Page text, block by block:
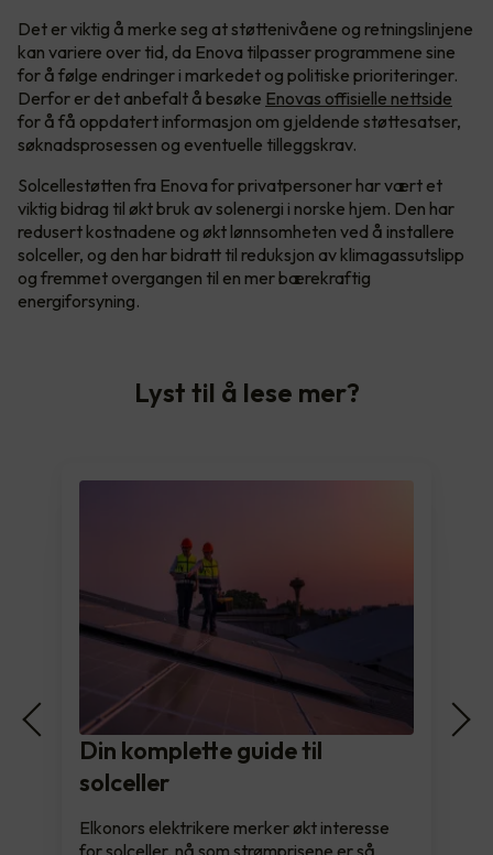
Det er viktig å merke seg at støttenivåene og retningslinjene
kan variere over tid, da Enova tilpasser programmene sine
for å følge endringer i markedet og politiske prioriteringer.
Derfor er det anbefalt å besøke Enovas offisielle nettside
for å få oppdatert informasjon om gjeldende støttesatser,
søknadsprosessen og eventuelle tilleggskrav.
Solcellestøtten fra Enova for privatpersoner har vært et
viktig bidrag til økt bruk av solenergi i norske hjem. Den har
redusert kostnadene og økt lønnsomheten ved å installere
solceller, og den har bidratt til reduksjon av klimagassutslipp
og fremmet overgangen til en mer bærekraftig
energiforsyning.
Lyst til å lese mer?
Din komplette guide til
solceller
Elkonors elektrikere merker økt interesse
for solceller, nå som strømprisene er så